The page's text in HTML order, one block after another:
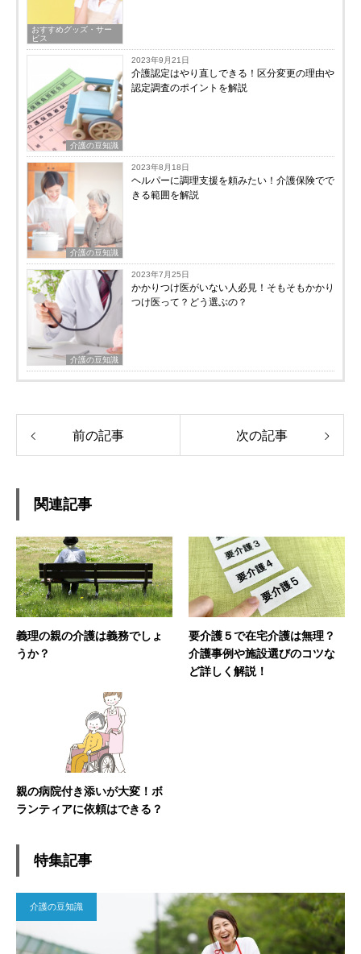
おすすめグッズ・サー
ビス
介護の豆知識
2023年9月21日
介護認定はやり直しできる！区分変更の理由や
認定調査のポイントを解説
介護の豆知識
2023年8月18日
ヘルパーに調理支援を頼みたい！介護保険でで
きる範囲を解説
介護の豆知識
2023年7月25日
かかりつけ医がいない人必見！そもそもかかり
つけ医って？どう選ぶの？
前の記事 次の記事
関連記事
義理の親の介護は義務でしょ
うか？
要介護５で在宅介護は無理？
介護事例や施設選びのコツな
ど詳しく解説！
親の病院付き添いが大変！ボ
ランティアに依頼はできる？
特集記事
介護の豆知識